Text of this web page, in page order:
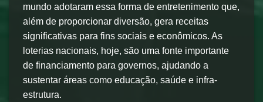
mundo adotaram essa forma de entretenimento que,
além de proporcionar diversão, gera receitas
significativas para fins sociais e econômicos. As
loterias nacionais, hoje, são uma fonte importante
de financiamento para governos, ajudando a
sustentar áreas como educação, saúde e infra-
estrutura.